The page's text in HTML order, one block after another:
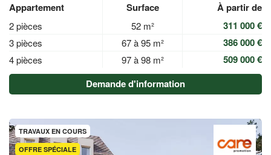
Appartement Surface À partir de
2 pièces 52 m² 311 000 €
3 pièces 67 à 95 m² 386 000 €
4 pièces 97 à 98 m²
509 000 €
Demande d'information
OFFRE SPÉCIALE
TRAVAUX EN COURS